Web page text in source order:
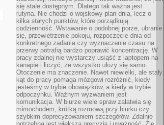
się stale dostępnym. Dlatego tak ważna jest
rutyna. Nie chodzi o wojskowy plan dnia, lecz o
kilka stałych punktów, które porządkują
codzienność. Wstawanie o podobnej porze, ubranie
się, przewietrzenie pokoju, rozpoczęcie dnia od
konkretnego zadania czy wyznaczenie czasu na
przerwy potrafią bardzo poprawić koncentrację. W
pracy zdalnej nie wystarczy usiąść z laptopem na
kanapie i liczyć, że wszystko ułoży się samo.
Otoczenie ma znaczenie. Nawet niewielki, ale stały
kąt do pracy pomaga mózgowi rozróżnić, kiedy
jesteśmy w trybie obowiązków, a kiedy w trybie
odpoczynku. Ważnym wyzwaniem jest
komunikacja. W biurze wiele spraw załatwia się
mimochodem, krótką rozmową przy biurku czy
szybkim doprecyzowaniem szczegółów. Zdalnie